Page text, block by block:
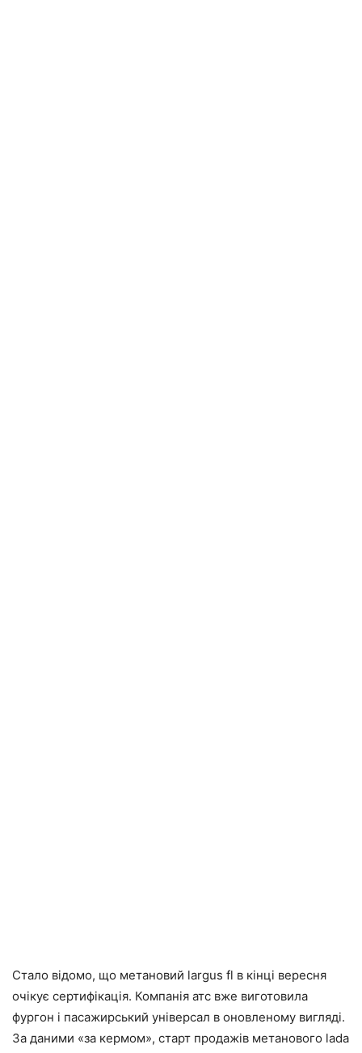
Стало відомо, що метановий largus fl в кінці вересня
очікує сертифікація. Компанія атс вже виготовила
фургон і пасажирський універсал в оновленому вигляді.
За даними «за кермом», старт продажів метанового lada